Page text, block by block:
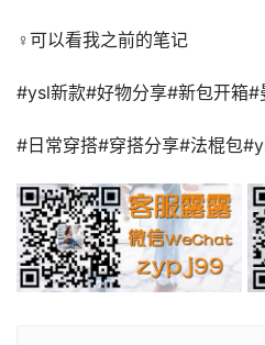
♀可以看我之前的笔记
#ysl新款#好物分享#新包开箱#
#日常穿搭#穿搭分享#法棍包